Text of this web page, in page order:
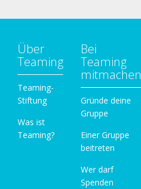
Über
Teaming
Teaming-
Stiftung
Was ist
Teaming?
Bei
Teaming
mitmachen
Gründe deine
Gruppe
Einer Gruppe
beitreten
Wer darf
Spenden